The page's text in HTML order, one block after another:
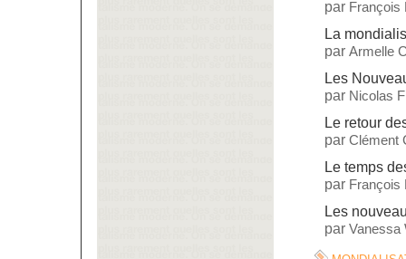
par François
La
par Armelle
Les
par Nicolas
Le retour
par Clément
Le temps
par François
Les
par Vanessa